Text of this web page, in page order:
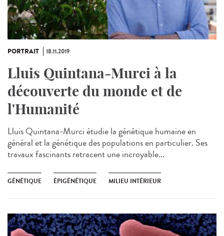
PORTRAIT 18.11.2019
Lluis Quintana-Murci à la
découverte du monde et de
l'Humanité
Lluis Quintana-Murci étudie la génétique humaine en
général et la génétique des populations en particulier. Ses
travaux fascinants retracent une incroyable...
GÉNÉTIQUE ÉPIGÉNÉTIQUE MILIEU INTÉRIEUR